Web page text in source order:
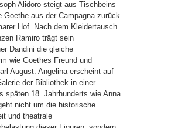
Alidoro steigt aus Tischbeins
Goethe aus der Campagna zurück
Hof. Nach dem Kleidertausch
Ramiro trägt sein
Dandini die gleiche
wie Goethes Freund und
August. Angelina erscheint auf
der Bibliothek in einer
späten 18. Jahrhunderts wie Anna
nicht um die historische
und theatrale